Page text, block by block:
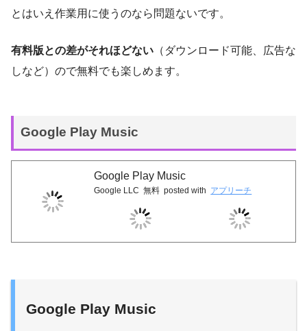
とはいえ作業用に使うのなら問題ないです。
有料版との差がそれほどない （ダウンロード可能、広告な
しなど）ので無料でも楽しめます。
Google Play Music
Google Play Music
Google LLC 無料 posted with アプリーチ
Google Play Music